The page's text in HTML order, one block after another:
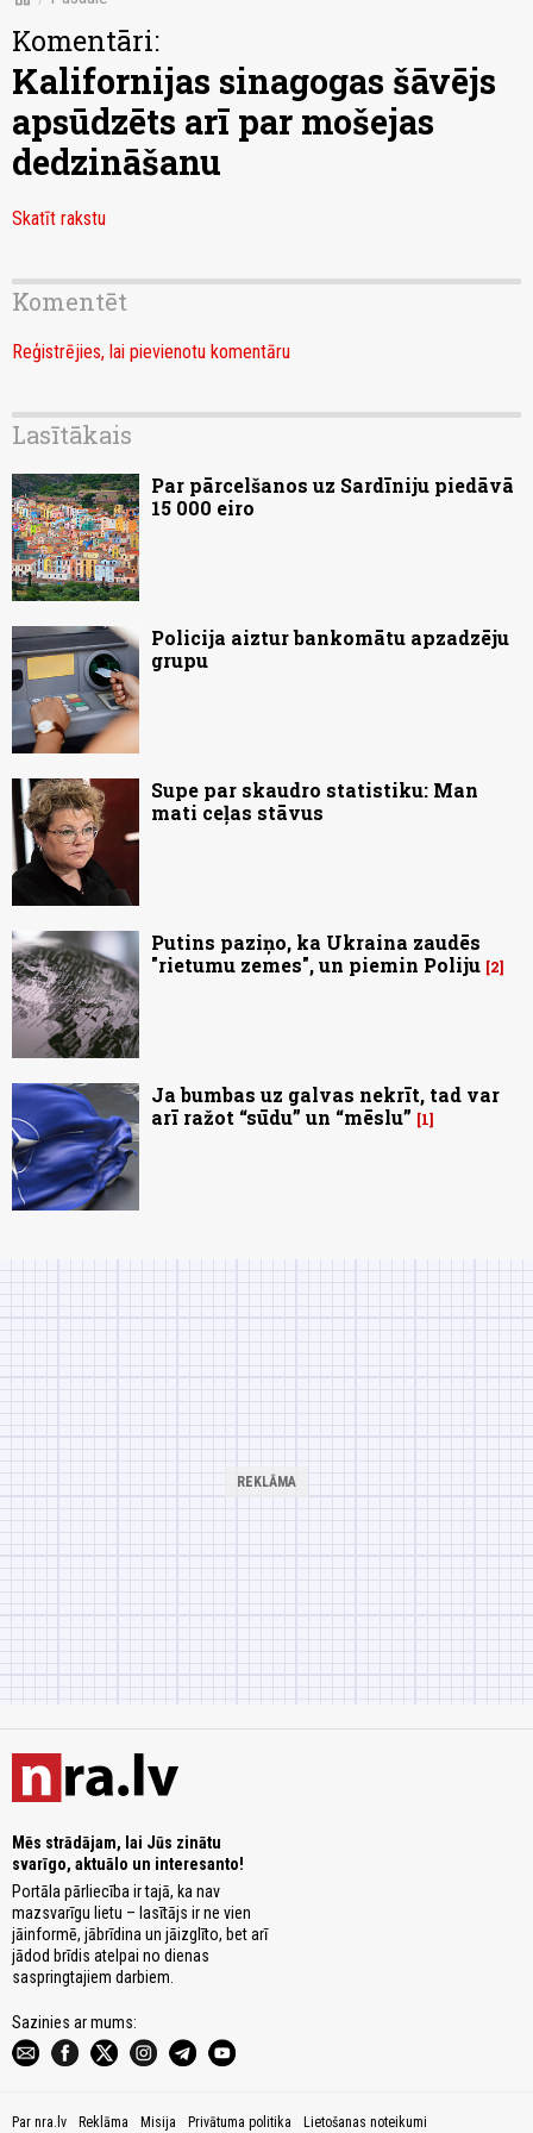
Komentāri:
Kalifornijas sinagogas šāvējs
apsūdzēts arī par mošejas
dedzināšanu
Skatīt rakstu
Komentēt
Reģistrējies, lai pievienotu komentāru
Lasītākais
Par pārcelšanos uz Sardīniju piedāvā
15 000 eiro
Policija aiztur bankomātu apzadzēju
grupu
Supe par skaudro statistiku: Man
mati ceļas stāvus
Putins paziņo, ka Ukraina zaudēs
"rietumu zemes", un piemin Poliju 2
Ja bumbas uz galvas nekrīt, tad var
arī ražot “sūdu” un “mēslu”
1
Mēs strādājam, lai Jūs zinātu
svarīgo, aktuālo un interesanto!
Portāla pārliecība ir tajā, ka nav
mazsvarīgu lietu – lasītājs ir ne vien
jāinformē, jābrīdina un jāizglīto, bet arī
jādod brīdis atelpai no dienas
saspringtajiem darbiem.
Sazinies ar mums:
Par nra.lv Reklāma Misija Privātuma politika Lietošanas noteikumi